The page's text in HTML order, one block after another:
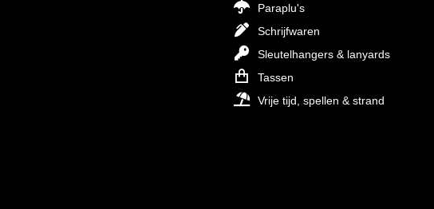
Paraplu's
Schrijfwaren
Sleutelhangers & lanyards
Tassen
Vrije tijd, spellen & strand